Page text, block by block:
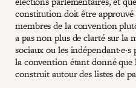
constitution doit être approuvé
membres de la convention
a pas non plus de clarté sur la
sociaux ou les
la convention étant donné que
construit autour des listes de